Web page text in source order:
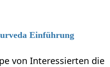
Einführung
von Interessierten die